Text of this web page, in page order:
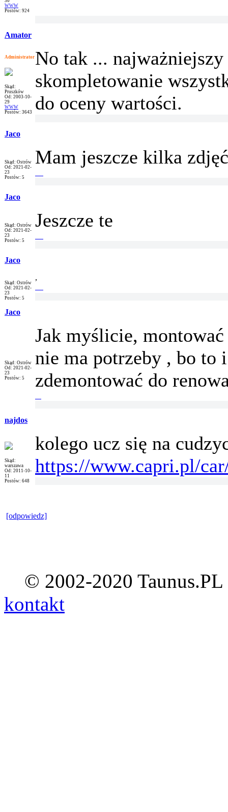
WWW
Postów: 924
Amator
Administrator
Skąd:
Pruszków
Od: 2003-10-
29
WWW
Postów: 3643
No tak ... najważniejszy
skompletowanie
do oceny wartości.
Jaco
Skąd: Ostrów
Od: 2021-02-
23
Postów: 5
Mam jeszcze kilka
Jaco
Skąd: Ostrów
Od: 2021-02-
23
Postów: 5
Jeszcze te
Jaco
Skąd: Ostrów
Od: 2021-02-
23
Postów: 5
,
Jaco
Skąd: Ostrów
Od: 2021-02-
23
Postów: 5
Jak myślicie,
nie ma potrzeby , bo to
zdemontować do
najdos
Skąd:
warszawa
Od: 2011-10-
11
Postów: 648
kolego ucz się na
https://www.capri.pl/
[odpowiedz]
© 2002-2020
kontakt